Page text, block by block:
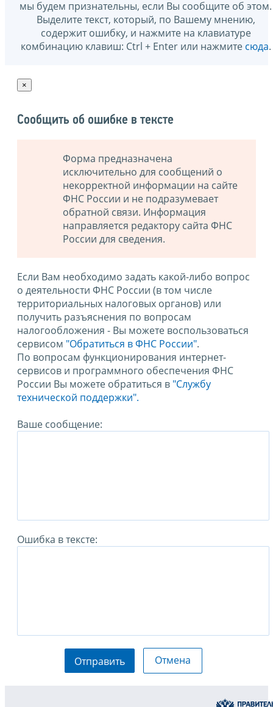
мы будем признательны, если Вы сообщите об этом.
Выделите текст, который, по Вашему мнению,
содержит ошибку, и нажмите на клавиатуре
комбинацию клавиш: Ctrl + Enter или нажмите сюда.
×
Сообщить об ошибке в тексте
Форма предназначена
исключительно для сообщений о
некорректной информации на сайте
ФНС России и не подразумевает
обратной связи. Информация
направляется редактору сайта ФНС
России для сведения.
Если Вам необходимо задать какой-либо вопрос
о деятельности ФНС России (в том числе
территориальных налоговых органов) или
получить разъяснения по вопросам
налогообложения - Вы можете воспользоваться
сервисом "Обратиться в ФНС России".
По вопросам функционирования интернет-
сервисов и программного обеспечения ФНС
России Вы можете обратиться в "Службу
технической поддержки".
Ваше сообщение:
Ошибка в тексте:
Отправить Отмена